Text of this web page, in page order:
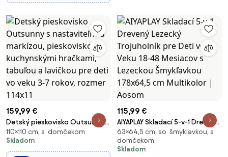
159,99 €
Detský pieskovisko Outsunny s
nastaviteľnou markízou,
pieskovisko s kuchynskými
hračkami, tabuľou a lavičkou
110×110 cm, s domčekom
Skladom
115,99 €
AIYAPLAY Skladací 5-v-1 Drevený
Lezecký Trojuholník pre Deti vo
Veku 18-48 Mesiacov s
Lezeckou Šmykľavkou 178x64,5
63×64,5 cm, so šmykľavkou, s
domčekom
Skladom